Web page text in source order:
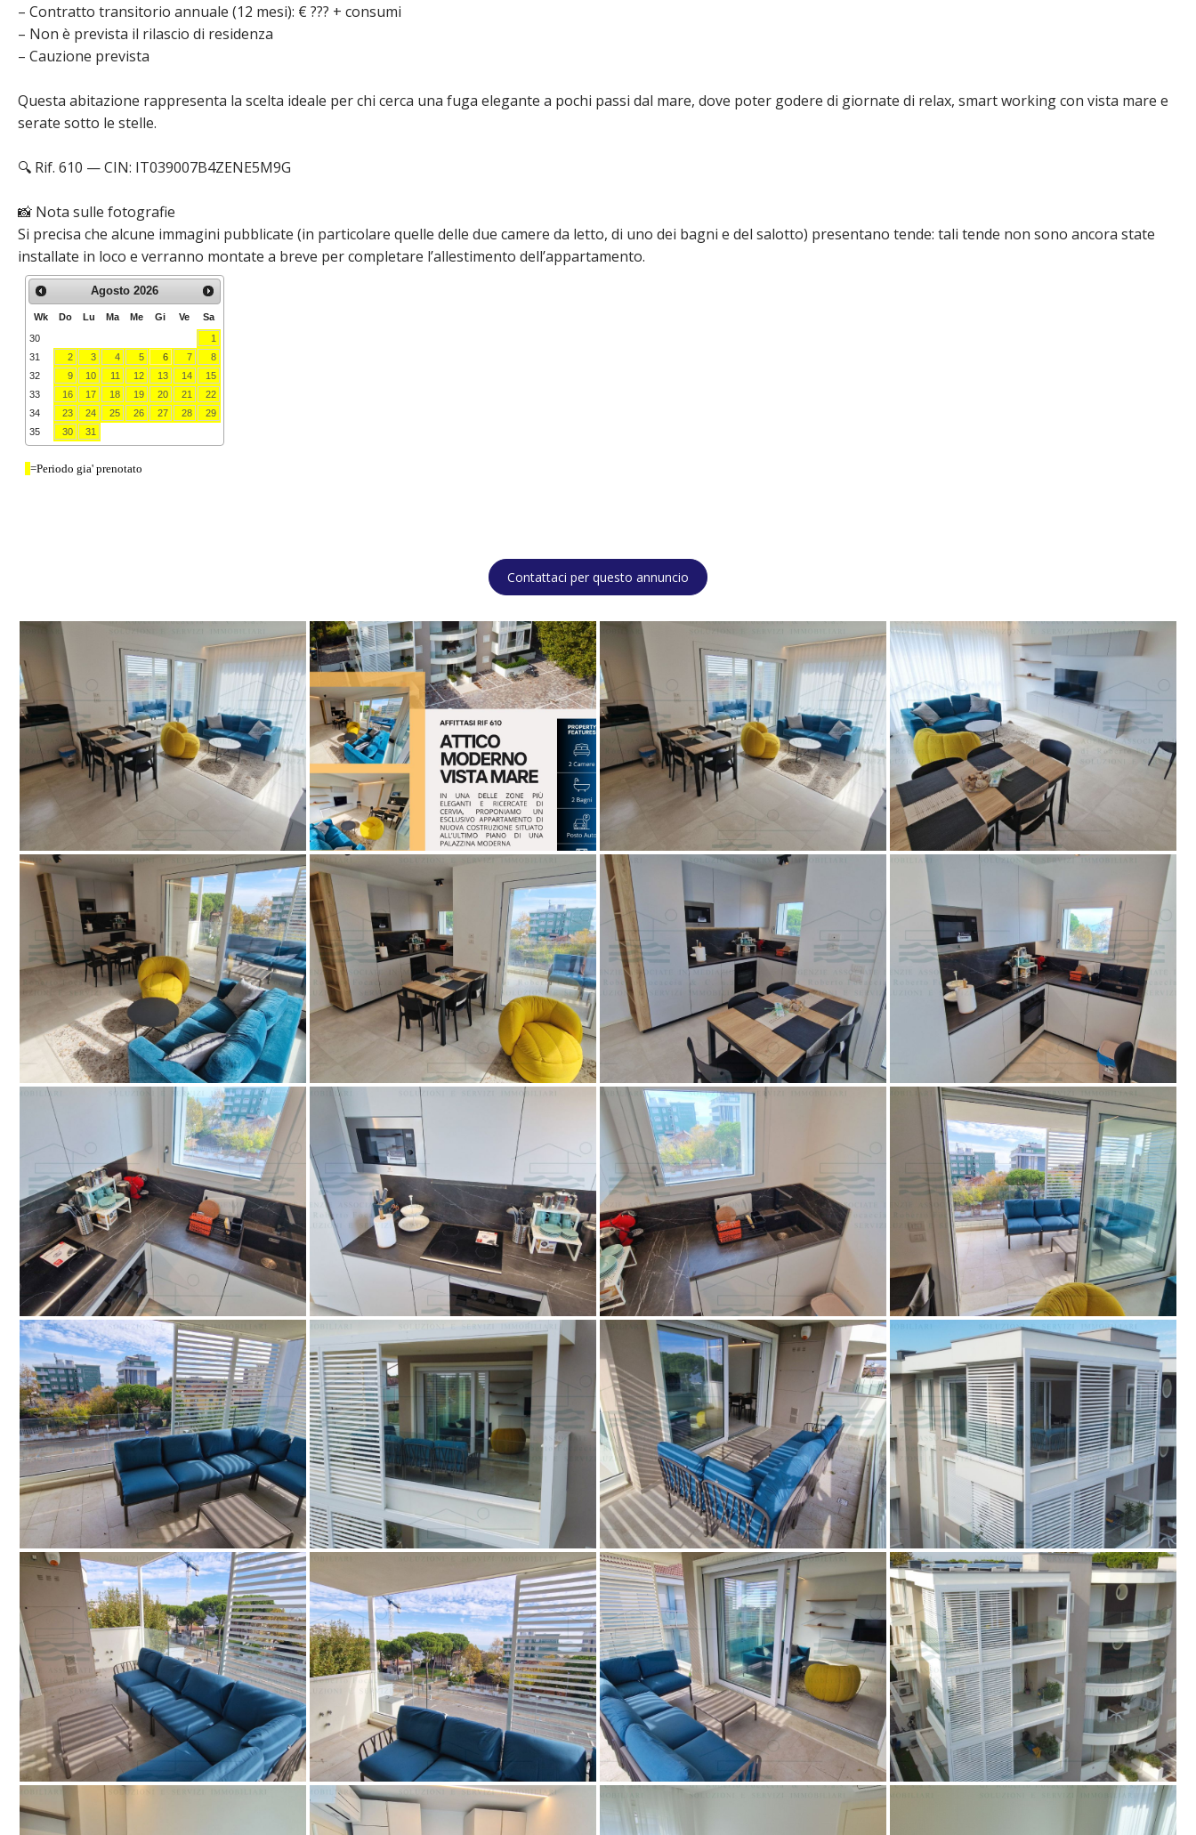
– Contratto transitorio annuale (12 mesi): € ??? + consumi
– Non è prevista il rilascio di residenza
– Cauzione prevista
Questa abitazione rappresenta la scelta ideale per chi cerca una fuga elegante a pochi passi dal mare, dove poter godere di giornate di relax, smart working con vista mare e
serate sotto le stelle.
🔍 Rif. 610 — CIN: IT039007B4ZENE5M9G
📸 Nota sulle fotografie
Si precisa che alcune immagini pubblicate (in particolare quelle delle due camere da letto, di uno dei bagni e del salotto) presentano tende: tali tende non sono ancora state
installate in loco e verranno montate a breve per completare l’allestimento dell’appartamento.
Contattaci per questo annuncio